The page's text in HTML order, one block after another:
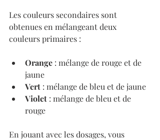
Les couleurs secondaires sont
obtenues en mélangeant deux
couleurs primaires :
Orange : mélange de rouge et de
jaune
Vert : mélange de bleu et de jaune
Violet : mélange de bleu et de
rouge
En jouant avec les dosages, vous